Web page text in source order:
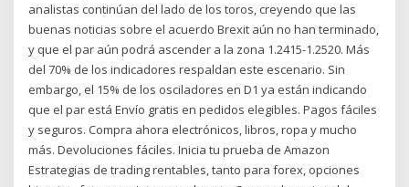
analistas continúan del lado de los toros, creyendo que las
buenas noticias sobre el acuerdo Brexit aún no han terminado,
y que el par aún podrá ascender a la zona 1.2415-1.2520. Más
del 70% de los indicadores respaldan este escenario. Sin
embargo, el 15% de los osciladores en D1 ya están indicando
que el par está Envío gratis en pedidos elegibles. Pagos fáciles
y seguros. Compra ahora electrónicos, libros, ropa y mucho
más. Devoluciones fáciles. Inicia tu prueba de Amazon
Estrategias de trading rentables, tanto para forex, opciones